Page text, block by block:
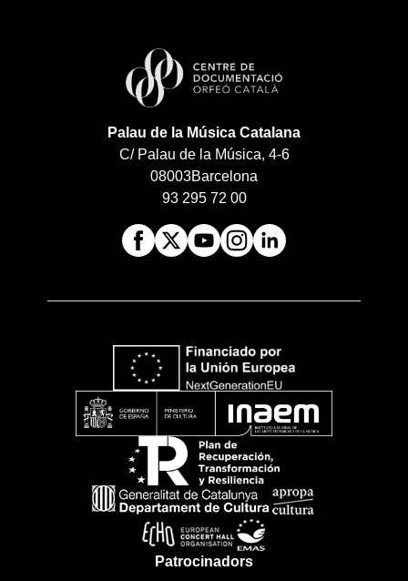
Palau de la Música Catalana
C/ Palau de la Música, 4-6
08003Barcelona
93 295 72 00
Patrocinadors